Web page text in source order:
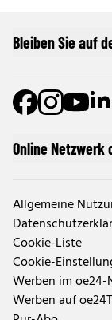
Online Netzwerk
Allgemeine
Cookie-Liste
Cookie-
Werben im
Werben auf
Bleiben Sie auf